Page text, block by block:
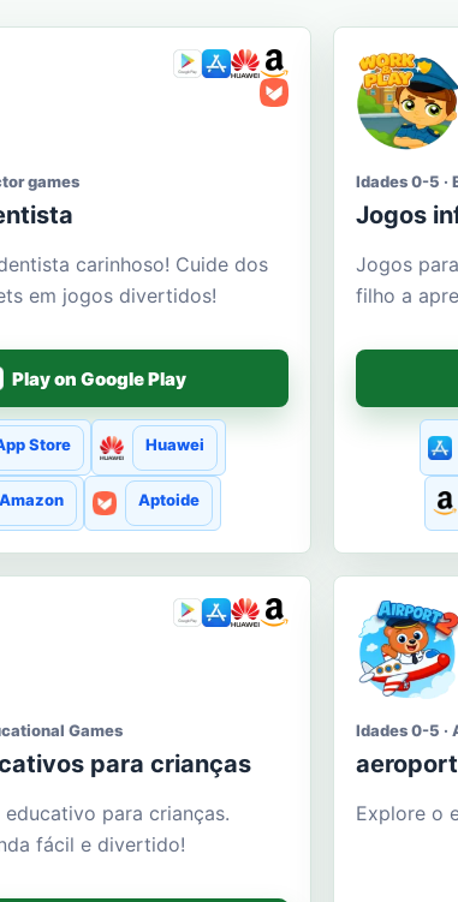
games
carinhoso! Cuide dos
em jogos divertidos!
Play on Google Play
Store Huawei
Amazon Aptoide
Idades 0-5 ·
Jogos
Jogos
filho a
Games
para crianças
para crianças.
fácil e divertido!
Idades 0-5 ·
Explore o